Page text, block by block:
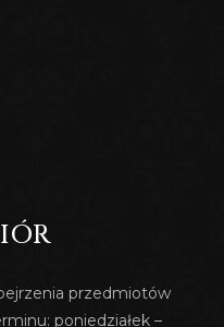
przedmiotów
poniedziałek –